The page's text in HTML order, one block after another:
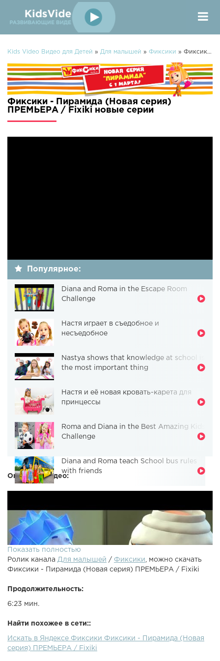
Kids Video Видео для Детей » Для малышей » Фиксики » Фиксики - Пирамида (Новая серия) ПРЕМЬЕРА / Fixiki
Фиксики - Пирамида (Новая серия)
ПРЕМЬЕРА / Fixiki новые серии
Популярное:
Diana and Roma in the Escape Room
Challenge
Настя играет в съедобное и
несъедобное
Nastya shows that knowledge at school is
the most important thing
Настя и её новая кровать-карета для
принцессы
Roma and Diana in the Best Amazing Kids
Challenge
Diana and Roma teach School bus rules
with friends
Описание видео:
Показать полностью
Ролик канала Для малышей / Фиксики
, можно скачать
Фиксики - Пирамида (Новая серия) ПРЕМЬЕРА / Fixiki
Продолжительность:
6:23 мин.
Найти похожее в сети::
Искать в Яндексе Фиксики Фиксики - Пирамида (Новая
серия) ПРЕМЬЕРА / Fixiki